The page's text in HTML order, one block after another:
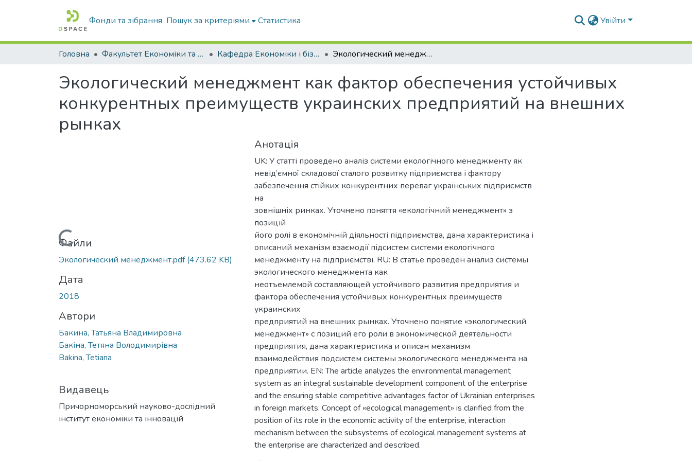
Фонди та зібрання Пошук за критеріями Статистика Увійти
Головна Факультет Економіки та бізнесу Кафедра Економіки і бізнесу Экологический менеджмент как фактор обеспечения устойчивых конкурентных преимуществ украинских предприятий на внешних рынках
Экологический менеджмент как фактор обеспечения устойчивых
конкурентных преимуществ украинских предприятий на внешних
рынках
Вантажиться...
Файли
Экологический менеджмент.pdf(473.62 KB)
Дата
2018
Автори
Бакина, Татьяна Владимировна
Бакіна, Тетяна Володимирівна
Bakina, Tetiana
Видавець
Причорноморський науково-дослідний
інститут економіки та інновацій
Анотація
UK: У статті проведено аналіз системи екологічного менеджменту як
невід’ємної складової сталого розвитку підприємства і фактору
забезпечення стійких конкурентних переваг українських підприємств
на
зовнішніх ринках. Уточнено поняття «екологічний менеджмент» з
позицій
його ролі в економічній діяльності підприємства, дана характеристика і
описаний механізм взаємодії підсистем системи екологічного
менеджменту на підприємстві. RU: В статье проведен анализ системы
экологического менеджмента как
неотъемлемой составляющей устойчивого развития предприятия и
фактора обеспечения устойчивых конкурентных преимуществ
украинских
предприятий на внешних рынках. Уточнено понятие «экологический
менеджмент» с позиций его роли в экономической деятельности
предприятия, дана характеристика и описан механизм
взаимодействия подсистем системы экологического менеджмента на
предприятии. EN: The article analyzes the environmental management
system as an integral sustainable development component of the enterprise
and the ensuring stable competitive advantages factor of Ukrainian enterprises
in foreign markets. Concept of «ecological management» is clarified from the
position of its role in the economic activity of the enterprise, interaction
mechanism between the subsystems of ecological management systems at
the enterprise are characterized and described.